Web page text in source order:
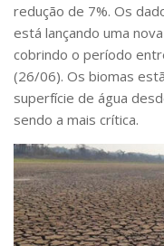
Manuais e Guias
Artigos
Teses e
Diálogos
Agenda Política
Nexo
Linhas de Pesquisa
Eventos
redução de 7%. Os
está lançando uma
cobrindo o período
(26/06). Os biomas
superfície de água
sendo a mais crítica.